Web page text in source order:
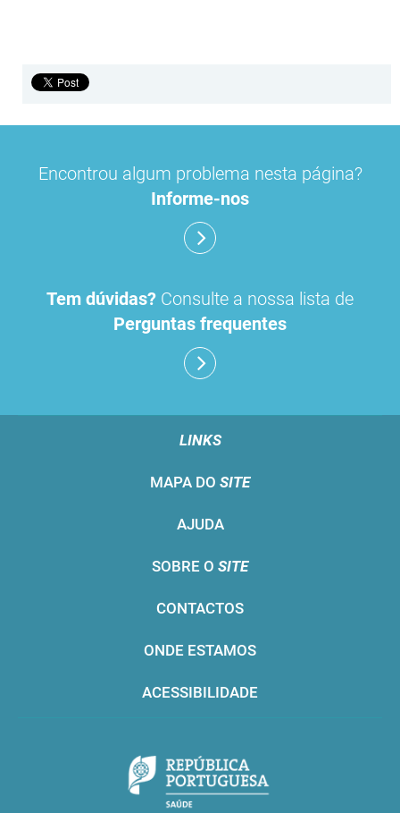
Encontrou algum problema nesta página?
Informe-nos
Tem dúvidas? Consulte a nossa lista de
Perguntas frequentes
LINKS
MAPA DO SITE
AJUDA
SOBRE O SITE
CONTACTOS
ONDE ESTAMOS
ACESSIBILIDADE